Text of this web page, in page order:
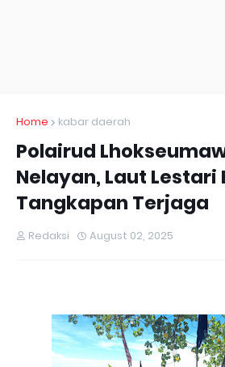
Home kabar daerah
Polairud
Nelayan, Laut Lestari
Tangkapan Terjaga
Redaksi August 02, 2025